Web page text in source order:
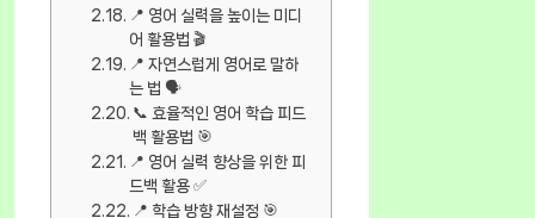
📍 영어 실력을 높이는 미디
어 활용법 🎬
📍 자연스럽게 영어로 말하
는 법 🗣️
📞 효율적인 영어 학습 피드
백 활용법 🎯
📍 영어 실력 향상을 위한 피
드백 활용 ✅
📍 학습 방향 재설정 🎯